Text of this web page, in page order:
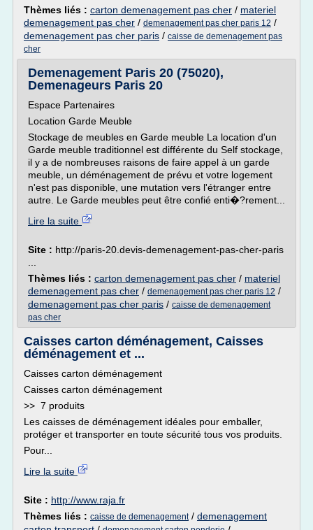
Thèmes liés : carton demenagement pas cher / materiel
demenagement pas cher / demenagement pas cher paris 12 /
demenagement pas cher paris / caisse de demenagement pas
cher
Demenagement Paris 20 (75020),
Demenageurs Paris 20
Espace Partenaires
Location Garde Meuble
Stockage de meubles en Garde meuble La location d'un
Garde meuble traditionnel est différente du Self stockage,
il y a de nombreuses raisons de faire appel à un garde
meuble, un déménagement de prévu et votre logement
n'est pas disponible, une mutation vers l'étranger entre
autre. Le Garde meubles peut être confié enti�?rement...
Lire la suite
Site : http://paris-20.devis-demenagement-pas-cher-paris
Thèmes liés : carton demenagement pas cher / materiel
demenagement pas cher / demenagement pas cher paris 12 /
demenagement pas cher paris / caisse de demenagement
pas cher
Caisses carton déménagement, Caisses
déménagement et ...
Caisses carton déménagement
Caisses carton déménagement
>> 7 produits
Les caisses de déménagement idéales pour emballer,
protéger et transporter en toute sécurité tous vos produits.
Pour...
Lire la suite
Site : http://www.raja.fr
Thèmes liés : caisse de demenagement/ demenagement